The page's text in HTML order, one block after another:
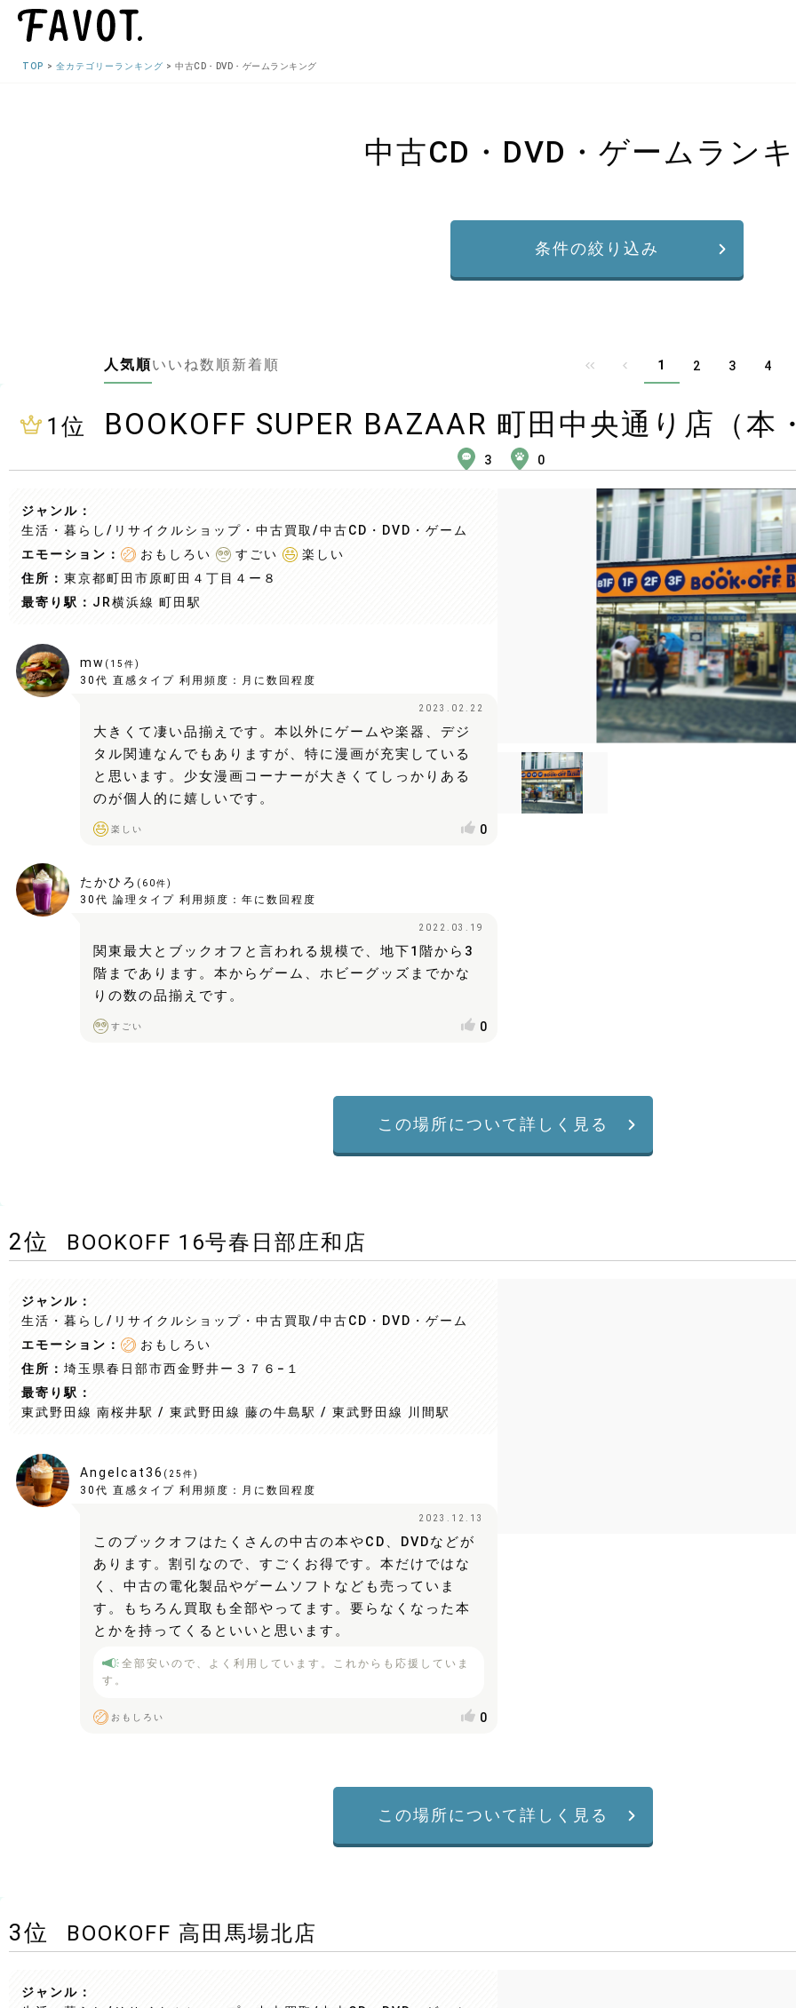
TOP 全カテゴリーランキング 中古CD・DVD・ゲームランキング
中古CD・DVD・ゲームラン
条件の絞り込み
人気順いいね数順新着順 1 2 3 4
1 位 BOOKOFF SUPER BAZAAR 町田中央通り店（本
3 0
ジャンル：
生活・暮らし/リサイクルショップ・中古買取 /中古CD・DVD・ゲーム
エモーション：
おもしろい すごい
楽しい
住所： 東京都町田市原町田４丁目４ー８
最寄り駅： JR横浜線 町田駅
mw ( 15 件)
30代 直感タイプ 利用頻度： 月に数回程度
2023.02.22
大きくて凄い品揃えです。本以外にゲームや楽器、デジ
タル関連なんでもありますが、特に漫画が充実している
と思います。少女漫画コーナーが大きくてしっかりある
のが個人的に嬉しいです。
楽しい 0
たかひろ ( 60件)
30代 論理タイプ 利用頻度： 年に数回程度
2022.03.19
関東最大とブックオフと言われる規模で、地下1階から3
階まであります。本からゲーム、ホビーグッズまでかな
りの数の品揃えです。
すごい 0
この場所について詳しく見る
2位 BOOKOFF 16号春日部庄和店
ジャンル：
生活・暮らし/リサイクルショップ・中古買取 /中古CD・DVD・ゲーム
エモーション：
おもしろい
住所： 埼玉県春日部市西金野井ー３７６−１
最寄り駅：
東武野田線 南桜井駅 / 東武野田線 藤の牛島駅 / 東武野田線 川間駅
Angelcat36 ( 25 件)
30代 直感タイプ 利用頻度： 月に数回程度
2023.12.13
このブックオフはたくさんの中古の本やCD、DVDなどが
あります。割引なので、すごくお得です。本だけではな
く、中古の電化製品やゲームソフトなども売っていま
す。もちろん買取も全部やってます。要らなくなった本
とかを持ってくるといいと思います。
おもしろい 0
全部安いので、よく利用しています。これからも応援していま
す。
この場所について詳しく見る
3位 BOOKOFF 高田馬場北店
ジャンル：